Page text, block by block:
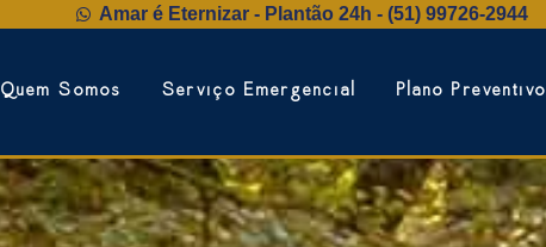
Amar é Eternizar - Plantão 24h - (51) 99726‑2944
Quem Somos Serviço Emergencial Plano Preventivo